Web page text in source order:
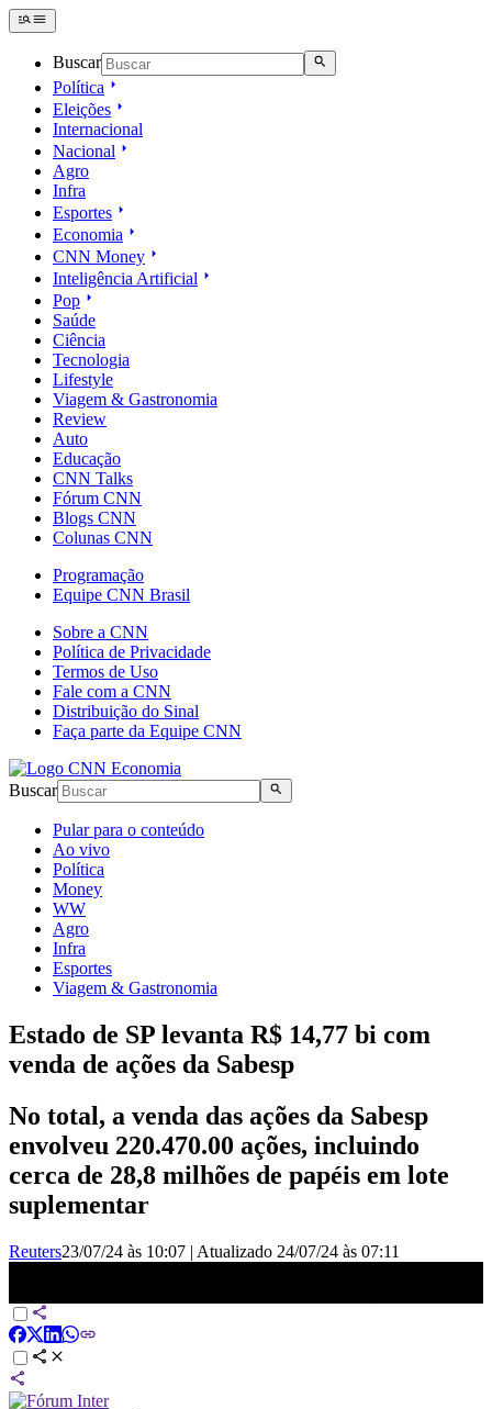
Buscar
Política
Eleições
Internacional
Nacional
Agro
Infra
Esportes
Economia
CNN Money
Inteligência Artificial
Pop
Saúde
Ciência
Tecnologia
Lifestyle
Viagem & Gastronomia
Review
Auto
Educação
CNN Talks
Fórum CNN
Blogs CNN
Colunas CNN
Programação
Equipe CNN Brasil
Sobre a CNN
Política de Privacidade
Termos de Uso
Fale com a CNN
Distribuição do Sinal
Faça parte da Equipe CNN
Buscar
Pular para o conteúdo
Ao vivo
Política
Money
WW
Agro
Infra
Esportes
Viagem & Gastronomia
Estado de SP levanta R$ 14,77 bi com
venda de ações da Sabesp
No total, a venda das ações da Sabesp
envolveu 220.470.00 ações, incluindo
cerca de 28,8 milhões de papéis em lote
suplementar
Reuters23/07/24 às 10:07 | Atualizado 24/07/24 às 07:11